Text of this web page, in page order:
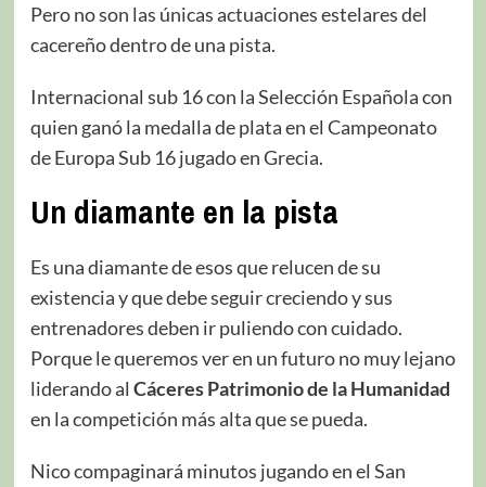
Pero no son las únicas actuaciones estelares del
cacereño dentro de una pista.
Internacional sub 16 con la Selección Española con
quien ganó la medalla de plata en el Campeonato
de Europa Sub 16 jugado en Grecia.
Un diamante en la pista
Es una diamante de esos que relucen de su
existencia y que debe seguir creciendo y sus
entrenadores deben ir puliendo con cuidado.
Porque le queremos ver en un futuro no muy lejano
liderando al Cáceres Patrimonio de la Humanidad
en la competición más alta que se pueda.
Nico compaginará minutos jugando en el San